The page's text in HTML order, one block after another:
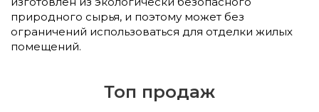
природного сырья, и поэтому может без
ограничений использоваться для отделки жилых
помещений.
Топ продаж